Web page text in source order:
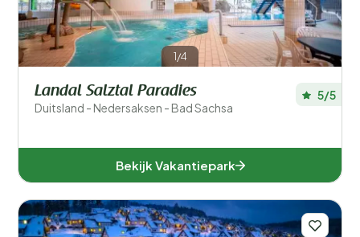
1/4
Landal Salztal Paradies
Duitsland - Nedersaksen - Bad Sachsa
5/5
Bekijk Vakantiepark